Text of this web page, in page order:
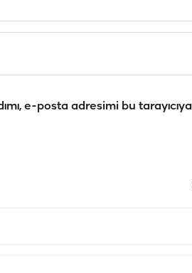
e-posta adresimi bu tarayıcıya